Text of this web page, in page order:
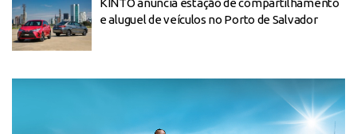
e aluguel de veículos no Porto de Salvador